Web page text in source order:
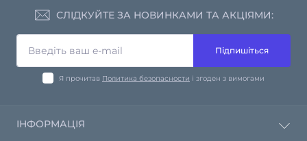
СЛІДКУЙТЕ ЗА НОВИНКАМИ ТА АКЦІЯМИ:
Підпишіться
Я прочитав Политика безопасности і згоден з вимогами
ІНФОРМАЦІЯ